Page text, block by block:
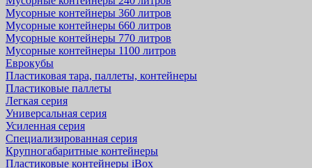
Мусорные контейнеры 360 литров
Мусорные контейнеры 660 литров
Мусорные контейнеры 770 литров
Мусорные контейнеры 1100 литров
Еврокубы
Пластиковая тара, паллеты, контейнеры
Пластиковые паллеты
Легкая серия
Универсальная серия
Усиленная серия
Специализированная серия
Крупногабаритные контейнеры
Пластиковые контейнеры iBox